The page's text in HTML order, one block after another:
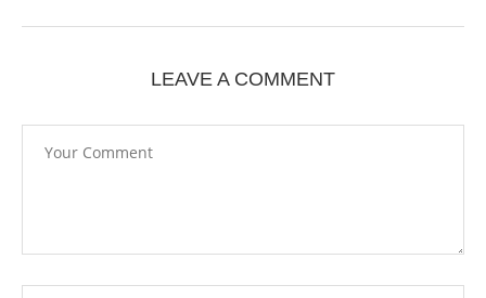
LEAVE A COMMENT